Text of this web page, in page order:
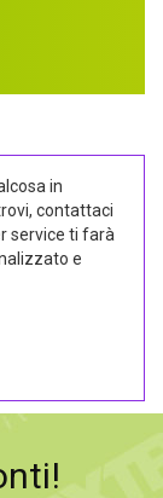
in
contattaci
service ti farà
e